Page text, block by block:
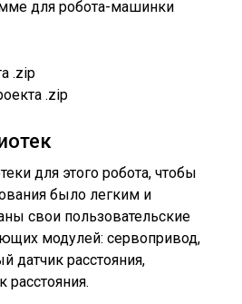
для робота-машинки
.zip
.zip
для этого робота, чтобы
было легким и
свои пользовательские
модулей: сервопривод,
датчик расстояния,
расстояния.